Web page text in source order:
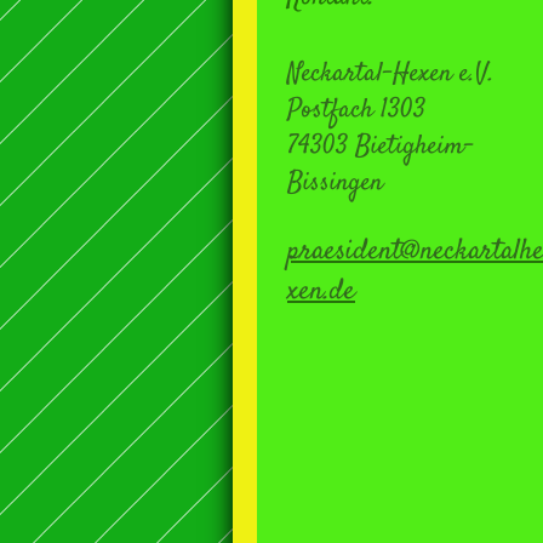
Neckartal-Hexen e.V.
Postfach 1303
74303 Bietigheim-
Bissingen
praesident@neckartalhe
xen.de